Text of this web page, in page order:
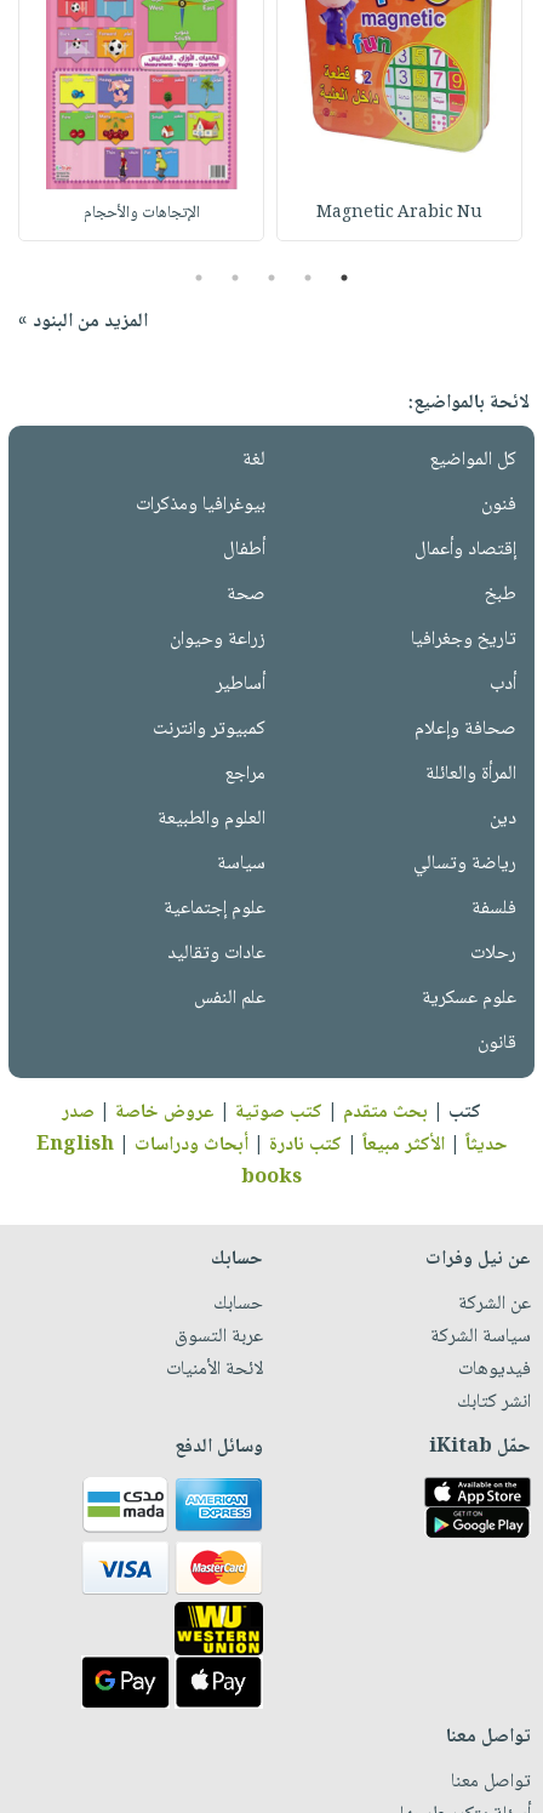
Magnetic Arabic Nu الإتجاهات والأحجام
1
2
3
4
5
المزيد من البنود »
لائحة بالمواضيع:
كل المواضيع
لغة
فنون
بيوغرافيا ومذكرات
إقتصاد وأعمال
أطفال
طبخ
صحة
تاريخ وجغرافيا
زراعة وحيوان
أدب
أساطير
صحافة وإعلام
كمبيوتر وانترنت
المرأة والعائلة
مراجع
دين
العلوم والطبيعة
رياضة وتسالي
سياسة
فلسفة
علوم إجتماعية
رحلات
عادات وتقاليد
علوم عسكرية
علم النفس
قانون
كتب | بحث متقدم | كتب صوتية | عروض خاصة | صدر
حديثاً |الأكثر مبيعاً | كتب نادرة |أبحاث ودراسات |
English
books
عن نيل وفرات
عن الشركة
سياسة الشركة
فيديوهات
انشر كتابك
حسابك
حسابك
عربة التسوق
لائحة الأمنيات
حمّل iKitab وسائل الدفع
تواصل معنا
تواصل معنا